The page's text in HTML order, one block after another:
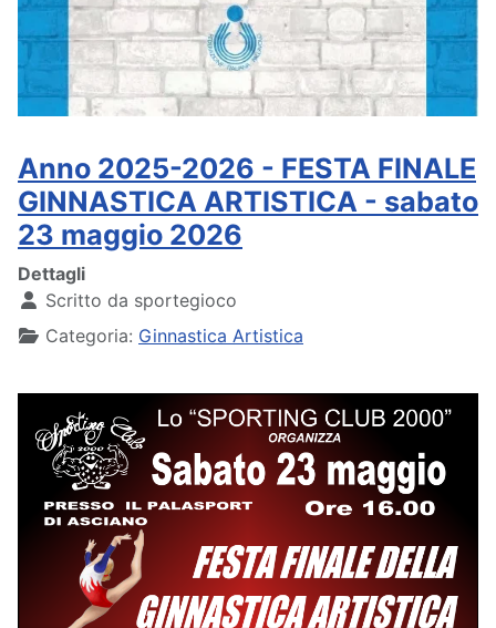
Anno 2025-2026 - FESTA FINALE
GINNASTICA ARTISTICA - sabato
23 maggio 2026
Dettagli
Scritto da sportegioco
Categoria: Ginnastica Artistica